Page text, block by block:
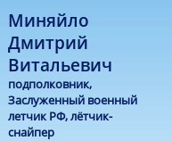
Миняйло
Дмитрий
Витальевич
подполковник,
Заслуженный военный
летчик РФ, лётчик-
снайпер